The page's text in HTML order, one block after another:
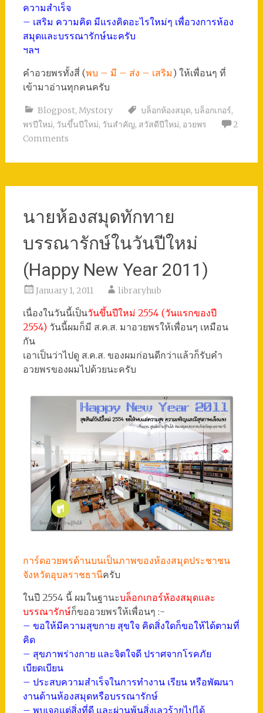
ความสำเร็จ
– เสริม ความคิด มีแรงคิดอะไรใหม่ๆ เพื่อวงการห้อง
สมุดและบรรณารักษ์นะครับ
ฯลฯ
คำอวยพรทั้งสี่ (พบ – มี – ส่ง – เสริม) ให้เพื่อนๆ ที่
เข้ามาอ่านทุกคนครับ
Blogpost, Mystory บล็อกห้องสมุด, บล็อกเกอร์,
พรปีใหม่, วันขึ้นปีใหม่, วันสำคัญ, สวัสดีปีใหม่, อวยพร
2
Comments
นายห้องสมุดทักทาย
บรรณารักษ์ในวันปีใหม่
(Happy New Year 2011)
January 1, 2011 libraryhub
เนื่องในวันนี้เป็นวันขึ้นปีใหม่ 2554 (วันแรกของปี
2554)วันนี้ผมก็มี ส.ค.ส. มาอวยพรให้เพื่อนๆ เหมือน
กัน
เอาเป็นว่าไปดู ส.ค.ส. ของผมก่อนดีกว่าแล้วก็รับคำ
อวยพรของผมไปด้วยนะครับ
การ์ดอวยพรด้านบนเป็นภาพของห้องสมุดประชาชน
จังหวัดอุบลราชธานีครับ
ในปี 2554 นี้ ผมในฐานะบล็อกเกอร์ห้องสมุดและ
บรรณารักษ์ก็ขออวยพรให้เพื่อนๆ :-
– ขอให้มีความสุขกาย สุขใจ คิดสิ่งใดก็ขอให้ได้ตามที่
คิด
– สุขภาพร่างกาย และจิตใจดี ปราศจากโรคภัย
เบียดเบียน
– ประสบความสำเร็จในการทำงาน เรียน หรือพัฒนา
งานด้านห้องสมุดหรือบรรณารักษ์
– พบเจอแต่สิ่งที่ดี และผ่านพ้นสิ่งเลวร้ายไปได้